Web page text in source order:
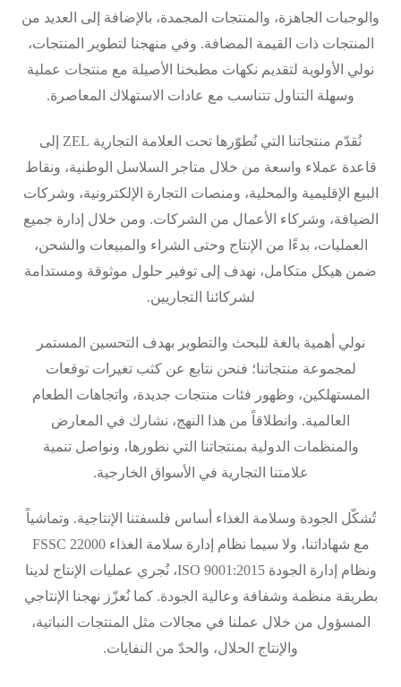
والوجبات الجاهزة، والمنتجات المجمدة، بالإضافة إلى العديد من
المنتجات ذات القيمة المضافة. وفي منهجنا لتطوير المنتجات،
نولي الأولوية لتقديم نكهات مطبخنا الأصيلة مع منتجات عملية
وسهلة التناول تتناسب مع عادات الاستهلاك المعاصرة.
نُقدّم منتجاتنا التي نُطوّرها تحت العلامة التجارية ZEL إلى
قاعدة عملاء واسعة من خلال متاجر السلاسل الوطنية، ونقاط
البيع الإقليمية والمحلية، ومنصات التجارة الإلكترونية، وشركات
الضيافة، وشركاء الأعمال من الشركات. ومن خلال إدارة جميع
العمليات، بدءًا من الإنتاج وحتى الشراء والمبيعات والشحن،
ضمن هيكل متكامل، نهدف إلى توفير حلول موثوقة ومستدامة
لشركائنا التجاريين.
نولي أهمية بالغة للبحث والتطوير بهدف التحسين المستمر
لمجموعة منتجاتنا؛ فنحن نتابع عن كثب تغيرات توقعات
المستهلكين، وظهور فئات منتجات جديدة، واتجاهات الطعام
العالمية. وانطلاقاً من هذا النهج، نشارك في المعارض
والمنظمات الدولية بمنتجاتنا التي نطورها، ونواصل تنمية
علامتنا التجارية في الأسواق الخارجية.
تُشكّل الجودة وسلامة الغذاء أساس فلسفتنا الإنتاجية. وتماشياً
مع شهاداتنا، ولا سيما نظام إدارة سلامة الغذاء FSSC 22000
ونظام إدارة الجودة ISO 9001:2015، نُجري عمليات الإنتاج لدينا
بطريقة منظمة وشفافة وعالية الجودة. كما نُعزّز نهجنا الإنتاجي
المسؤول من خلال عملنا في مجالات مثل المنتجات النباتية،
والإنتاج الحلال، والحدّ من النفايات.